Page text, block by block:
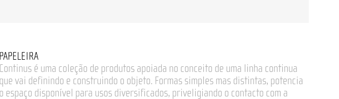
PAPELEIRA
Continus é uma coleção de produtos apoiada no conceito de uma linha continua
que vai definindo e construindo o objeto. Formas simples mas distintas, potencia
o espaço disponível para usos diversificados, priveligiando o contacto com a